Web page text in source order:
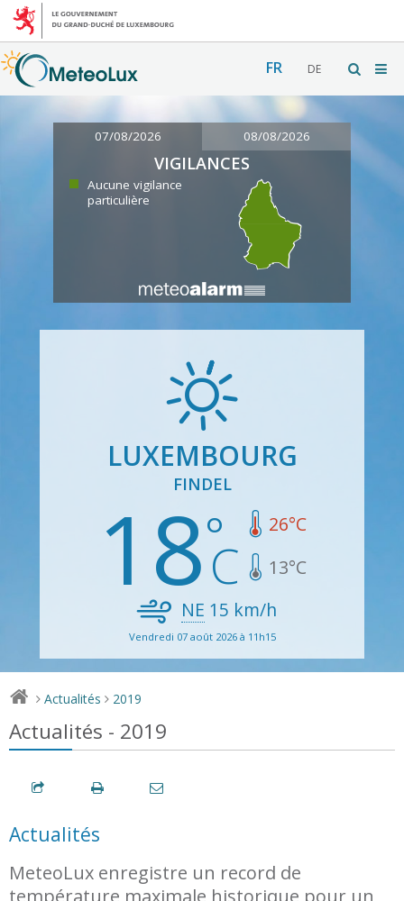
FR DE
07/08/2026 08/08/2026
VIGILANCES
Aucune vigilance
particulière
LUXEMBOURG
FINDEL
18 26°C
13°C
NE 15 km/h
Vendredi 07 août 2026 à 11h15
> Actualités > 2019
Actualités - 2019
Actualités
MeteoLux enregistre un record de
température maximale historique pour un